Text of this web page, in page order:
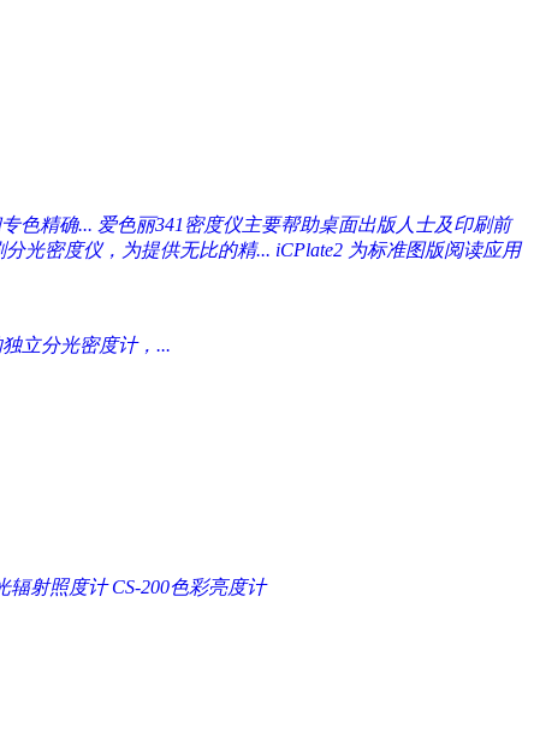
色精确... 爱色丽341密度仪主要帮助桌面出版人士及印刷前
光密度仪，为提供无比的精... iCPlate2 为标准图版阅读应用
立分光密度计，...
辐射照度计 CS-200色彩亮度计